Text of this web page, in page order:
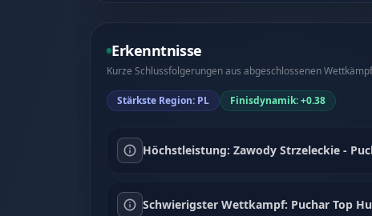
Erkenntnisse
Kurze Schlussfolgerungen aus abgeschlossenen
Stärkste Region: PL Finisdynamik: +0.38
Höchstleistung: Zawody Strzeleckie -
Schwierigster Wettkampf: Puchar Top